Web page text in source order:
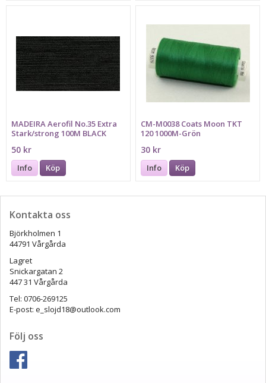
MADEIRA Aerofil No.35 Extra
Stark/strong 100M BLACK
50 kr
Info Köp
CM-M0038 Coats Moon TKT
120 1000M-Grön
30 kr
Info Köp
Kontakta oss
Björkholmen 1
44791 Vårgårda
Lagret
Snickargatan 2
447 31 Vårgårda
Tel: 0706-269125
E-post: e_slojd18@outlook.com
Följ oss